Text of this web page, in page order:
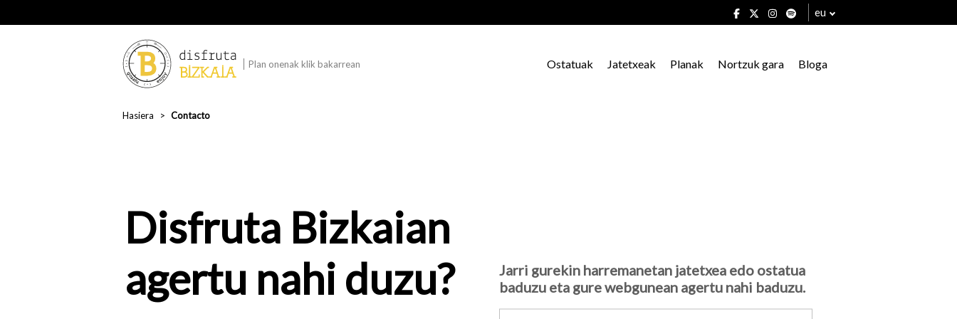
eu
Plan onenak klik bakarrean Ostatuak Jatetxeak Planak Nortzuk gara Bloga
Hasiera Contacto
Disfruta Bizkaian
agertu nahi duzu?
Jarri gurekin harremanetan jatetxea edo ostatua
baduzu eta gure webgunean agertu nahi baduzu.